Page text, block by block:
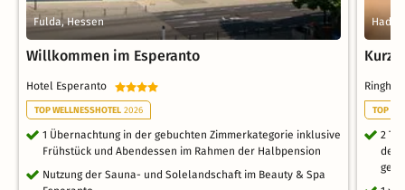
Fulda, Hessen
Willkommen im Esperanto
Hotel Esperanto
TOP WELLNESSHOTEL 2026
1 Übernachtung in der gebuchten Zimmerkategorie inklusive
Frühstück und Abendessen im Rahmen der Halbpension
Nutzung der Sauna- und Solelandschaft im Beauty & Spa
TOP
2
der